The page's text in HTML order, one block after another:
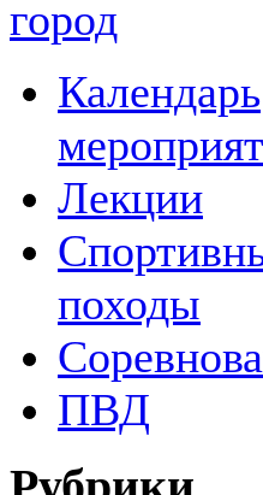
город
Календарь
Лекции
походы
ПВД